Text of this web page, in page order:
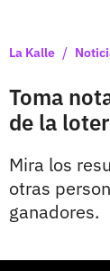
La Kalle /
Toma
de la
Mira los
otras
ganadores.